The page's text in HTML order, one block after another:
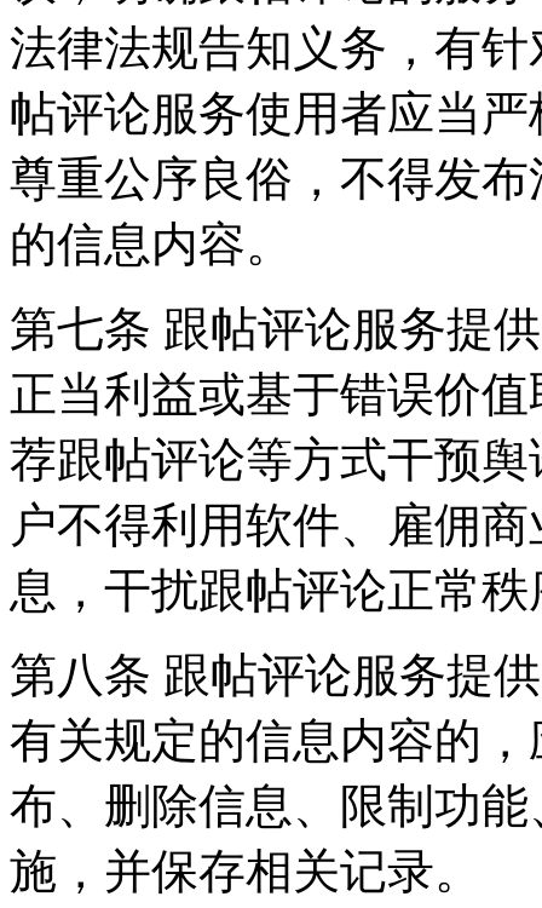
法律法规告知义务，有
帖评论服务使用者应当
尊重公序良俗，不得发
的信息内容。
第七条 跟帖评论服务提
正当利益或基于错误价
荐跟帖评论等方式干预
户不得利用软件、雇佣
息，干扰跟帖评论正常
第八条 跟帖评论服务提
有关规定的信息内容的
布、删除信息、限制功
施，并保存相关记录。